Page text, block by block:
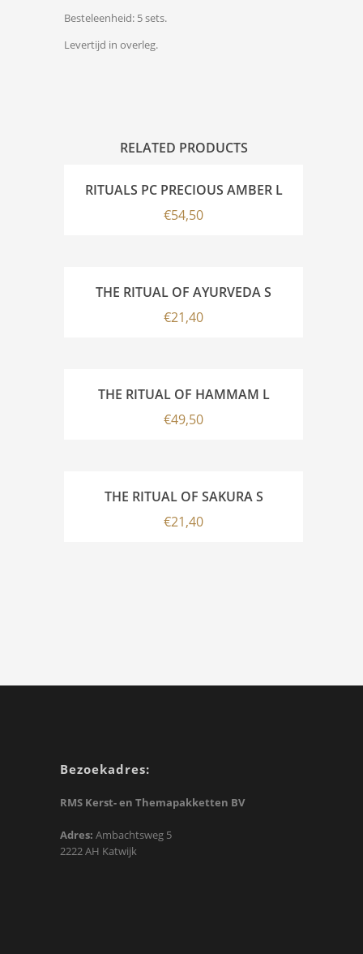
Besteleenheid: 5 sets.
Levertijd in overleg.
RELATED PRODUCTS
RITUALS PC PRECIOUS AMBER L
€54,50
THE RITUAL OF AYURVEDA S
€21,40
THE RITUAL OF HAMMAM L
€49,50
THE RITUAL OF SAKURA S
€21,40
Bezoekadres:
RMS Kerst- en Themapakketten BV
Adres: Ambachtsweg 5
2222 AH Katwijk